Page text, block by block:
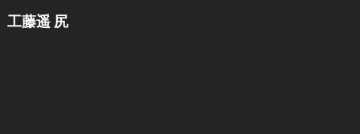
工藤遥 尻